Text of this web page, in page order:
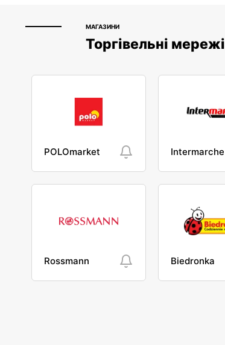
МАГАЗИНИ
Торгівельні мережі
POLOmarket
Rossmann Biedronka